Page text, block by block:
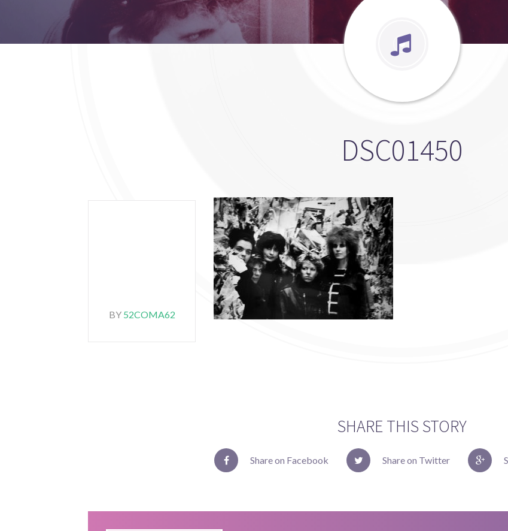
DSC01450
BY 52COMA62
SHARE THIS STORY
Share on Facebook Share on Twitter